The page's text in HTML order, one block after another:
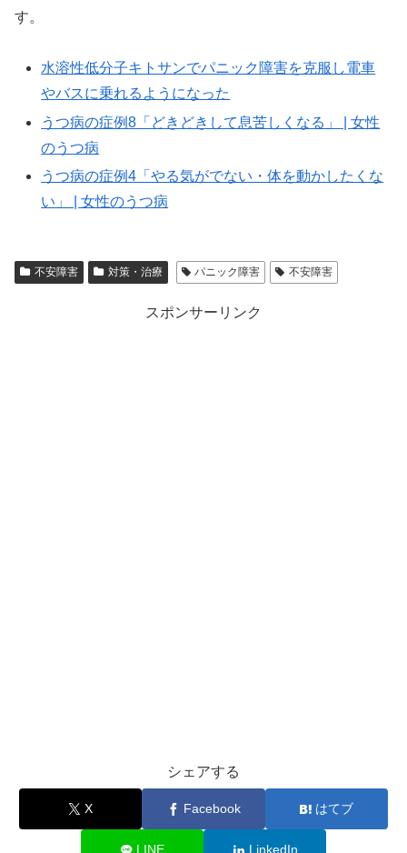
す。
水溶性低分子キトサンでパニック障害を克服し電車
やバスに乗れるようになった
うつ病の症例8「どきどきして息苦しくなる」 | 女性
のうつ病
うつ病の症例4「やる気がでない・体を動かしたくな
い」 | 女性のうつ病
不安障害 対策・治療 パニック障害 不安障害
スポンサーリンク
シェアする
X Facebook はてブ
LINE LinkedIn